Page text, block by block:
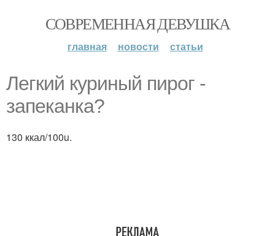
СОВРЕМЕННАЯ ДЕВУШКА
главная новости статьи
Легкий куриный пирог -
запеканка?
130 ккал/100u.